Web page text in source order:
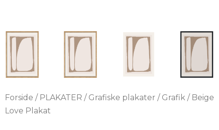
Forside / PLAKATER / Grafiske plakater / Grafik / Beige
Love Plakat